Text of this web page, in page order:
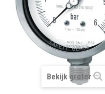
Bekijk groter